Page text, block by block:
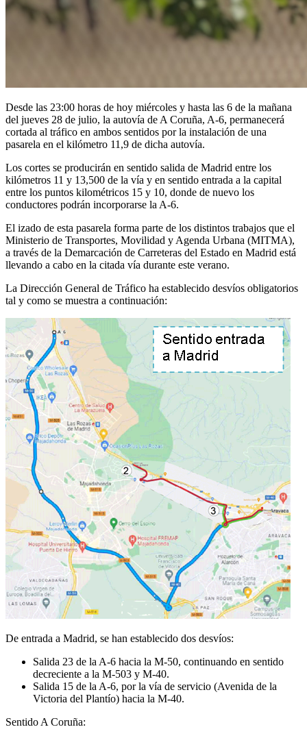
Desde las 23:00 horas de hoy miércoles y hasta las 6 de la mañana
del jueves 28 de julio, la autovía de A Coruña, A-6, permanecerá
cortada al tráfico en ambos sentidos por la instalación de una
pasarela en el kilómetro 11,9 de dicha autovía.
Los cortes se producirán en sentido salida de Madrid entre los
kilómetros 11 y 13,500 de la vía y en sentido entrada a la capital
entre los puntos kilométricos 15 y 10, donde de nuevo los
conductores podrán incorporarse la A-6.
El izado de esta pasarela forma parte de los distintos trabajos que el
Ministerio de Transportes, Movilidad y Agenda Urbana (MITMA),
a través de la Demarcación de Carreteras del Estado en Madrid está
llevando a cabo en la citada vía durante este verano.
La Dirección General de Tráfico ha establecido desvíos obligatorios
tal y como se muestra a continuación:
De entrada a Madrid, se han establecido dos desvíos:
Salida 23 de la A-6 hacia la M-50, continuando en sentido
decreciente a la M-503 y M-40.
Salida 15 de la A-6, por la vía de servicio (Avenida de la
Victoria del Plantío) hacia la M-40.
Sentido A Coruña: